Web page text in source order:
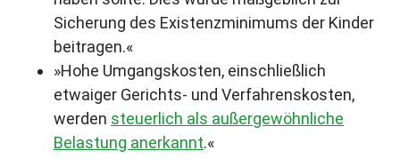
Sicherung des Existenzminimums der Kinder
beitragen.«
»Hohe Umgangskosten, einschließlich
etwaiger Gerichts- und Verfahrenskosten,
werden steuerlich als außergewöhnliche
Belastung anerkannt.«